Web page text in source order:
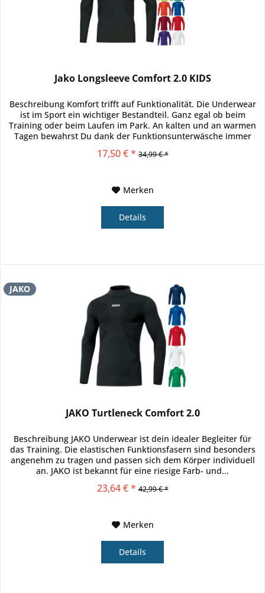
Jako Longsleeve Comfort 2.0 KIDS
Beschreibung Komfort trifft auf Funktionalität. Die Underwear
ist im Sport ein wichtiger Bestandteil. Ganz egal ob beim
Training oder beim Laufen im Park. An kalten und an warmen
Tagen bewahrst Du dank der Funktionsunterwäsche immer
17,50 € * 34,99 € *
Merken
Details
JAKO
JAKO Turtleneck Comfort 2.0
Beschreibung JAKO Underwear ist dein idealer Begleiter für
das Training. Die elastischen Funktionsfasern sind besonders
angenehm zu tragen und passen sich dem Körper individuell
an. JAKO ist bekannt für eine riesige Farb- und...
23,64 € * 42,99 € *
Merken
Details